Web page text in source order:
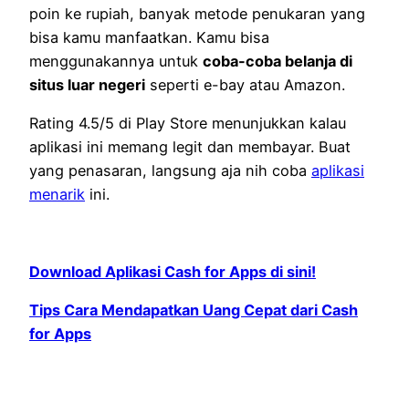
poin ke rupiah, banyak metode penukaran yang
bisa kamu manfaatkan. Kamu bisa
menggunakannya untuk coba-coba belanja di
situs luar negeri seperti e-bay atau Amazon.
Rating 4.5/5 di Play Store menunjukkan kalau
aplikasi ini memang legit dan membayar. Buat
yang penasaran, langsung aja nih coba aplikasi
menarik ini.
Download Aplikasi Cash for Apps di sini!
Tips Cara Mendapatkan Uang Cepat dari Cash
for Apps